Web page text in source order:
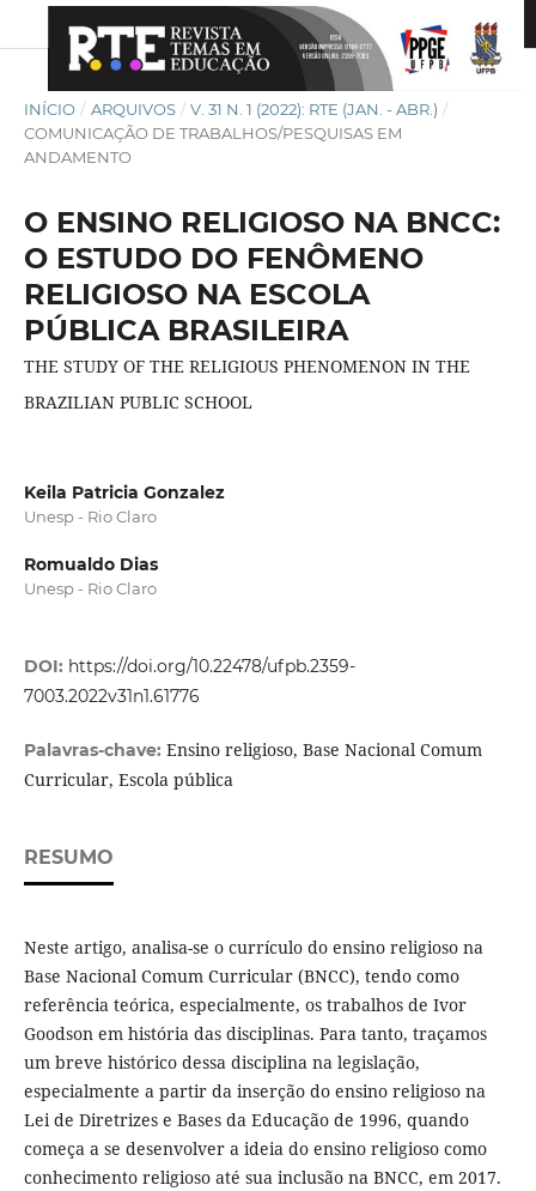
INÍCIO / ARQUIVOS / V. 31 N. 1 (2022): RTE (JAN. - ABR.) /
COMUNICAÇÃO DE TRABALHOS/PESQUISAS EM
ANDAMENTO
O ENSINO RELIGIOSO NA BNCC:
O ESTUDO DO FENÔMENO
RELIGIOSO NA ESCOLA
PÚBLICA BRASILEIRA
THE STUDY OF THE RELIGIOUS PHENOMENON IN THE
BRAZILIAN PUBLIC SCHOOL
Keila Patricia Gonzalez
Unesp - Rio Claro
Romualdo Dias
Unesp - Rio Claro
DOI: https://doi.org/10.22478/ufpb.2359-
7003.2022v31n1.61776
Palavras-chave: Ensino religioso, Base Nacional Comum
Curricular, Escola pública
RESUMO
Neste artigo, analisa-se o currículo do ensino religioso na
Base Nacional Comum Curricular (BNCC), tendo como
referência teórica, especialmente, os trabalhos de Ivor
Goodson em história das disciplinas. Para tanto, traçamos
um breve histórico dessa disciplina na legislação,
especialmente a partir da inserção do ensino religioso na
Lei de Diretrizes e Bases da Educação de 1996, quando
começa a se desenvolver a ideia do ensino religioso como
conhecimento religioso até sua inclusão na BNCC, em 2017.